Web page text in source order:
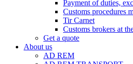
Payment of duties,
Customs procedures
Tir Carnet
Customs brokers at
Get a quote
About us
AD REM